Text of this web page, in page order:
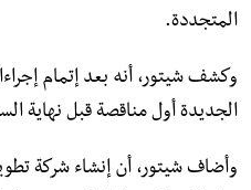
المتجددة.
وكشف شيتور، أنه بعد إتمام
الجديدة أول مناقصة قبل نهاية
وأضاف شيتور، أن إنشاء شركة